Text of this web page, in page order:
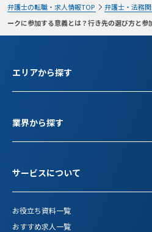
弁護士の転職・求人情報TOP 弁護士・法務
ークに参加する意義とは？行き先の選び方と参
エリアから探す
業界から探す
サービスについて
お役立ち資料一覧
おすすめ求人一覧